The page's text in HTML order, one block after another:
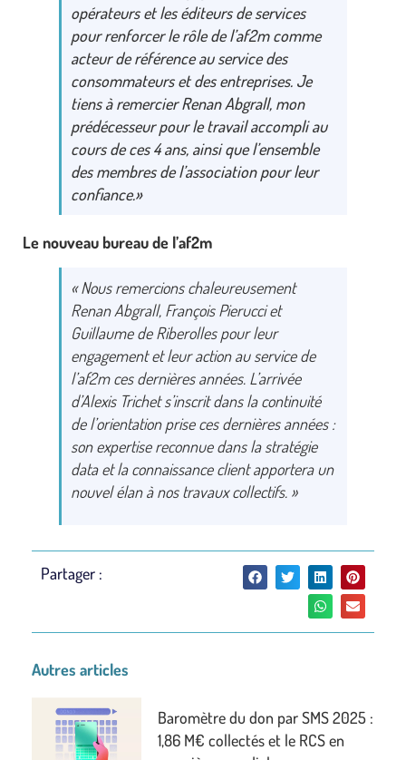
opérateurs et les éditeurs de services
pour renforcer le rôle de l’af2m comme
acteur de référence au service des
consommateurs et des entreprises. Je
tiens à remercier Renan Abgrall, mon
prédécesseur pour le travail accompli au
cours de ces 4 ans, ainsi que l’ensemble
des membres de l’association pour leur
confiance.»
Le nouveau bureau de l’af2m
« Nous remercions chaleureusement
Renan Abgrall, François Pierucci et
Guillaume de Riberolles pour leur
engagement et leur action au service de
l’af2m ces dernières années. L’arrivée
d’Alexis Trichet s’inscrit dans la continuité
de l’orientation prise ces dernières années :
son expertise reconnue dans la stratégie
data et la connaissance client apportera un
nouvel élan à nos travaux collectifs. »
Partager :
Autres articles
Baromètre du don par SMS 2025 :
1,86 M€ collectés et le RCS en